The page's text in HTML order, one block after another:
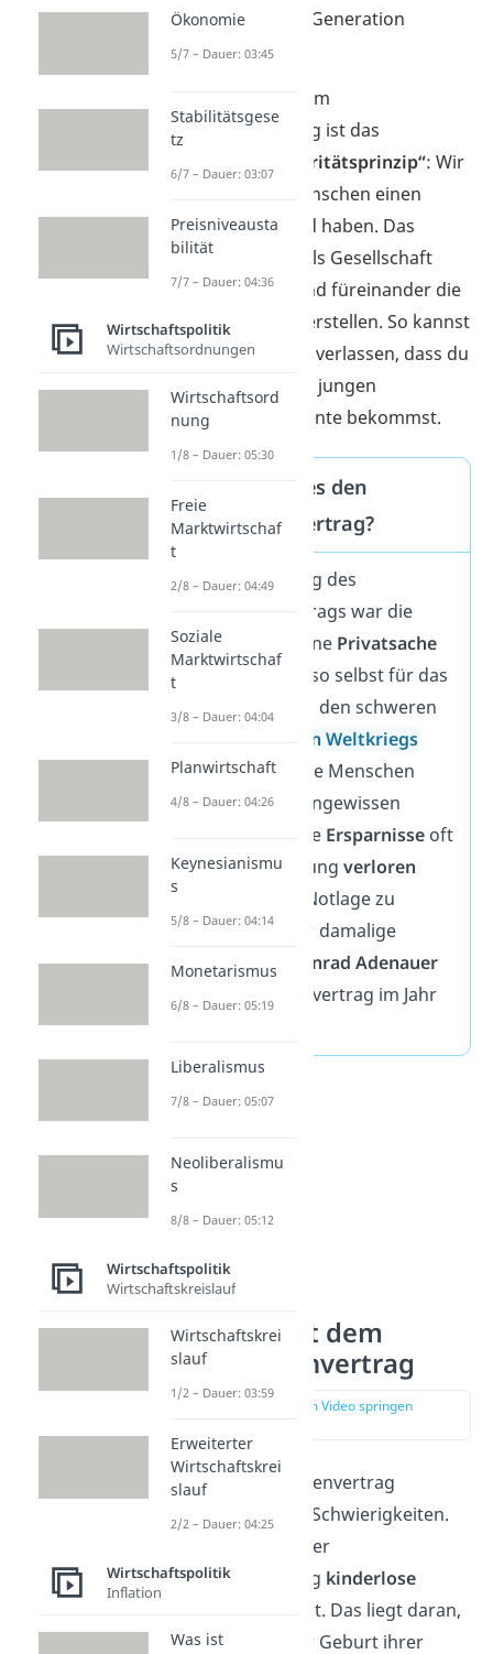
dann berufstätigen Generation
unterstützt.
Der Grund hinter dem
Generationenvertrag ist das
„Solidaritätsprinzip“: Wir
wollen, dass alle Menschen einen
gewissen Wohlstand haben. Das
bedeutet, dass wir als Gesellschaft
zusammenhalten und füreinander die
Altersvorsorge sicherstellen. So kannst
auch du dich darauf verlassen, dass du
von der zukünftigen jungen
Generation deine Rente bekommst.
Seit wann gibt es den
Generationenvertrag?
Vor der Einführung des
Generationenvertrags war die
Altersvorsorge reine Privatsache
— jeder musste also selbst für das
Alter sparen. Nach den schweren
Zweiten Weltkriegs
standen viele ältere Menschen
jedoch vor einer ungewissen
Zukunft, da sie ihre Ersparnisse oft
durch die Zerstörungverloren
haben. Um diese Notlage zu
lindern, führte der damalige
Bundeskanzler
Konrad Adenauer
den Generationenvertrag im Jahr
Probleme mit dem
Generationenvertrag
zur Stelle im Video springen
Mit dem Generationenvertrag
kommen aber auch Schwierigkeiten.
Einige sagen, dass der
Generationenvertrag kinderlose
bevorzugt. Das liegt daran,
dass Eltern nach der Geburt ihrer
Ökonomie
5/7 – Dauer: 03:45
Stabilitätsgese
tz
6/7 – Dauer: 03:07
Preisniveausta
bilität
7/7 – Dauer: 04:36
Wirtschaftspolitik
Wirtschaftsordnungen
Wirtschaftsord
nung
1/8 – Dauer: 05:30
Freie
Marktwirtschaf
t
2/8 – Dauer: 04:49
Soziale
Marktwirtschaf
t
3/8 – Dauer: 04:04
Planwirtschaft
4/8 – Dauer: 04:26
Keynesianismu
s
5/8 – Dauer: 04:14
Monetarismus
6/8 – Dauer: 05:19
Liberalismus
7/8 – Dauer: 05:07
Neoliberalismu
s
8/8 – Dauer: 05:12
Wirtschaftspolitik
Wirtschaftskreislauf
Wirtschaftskrei
slauf
1/2 – Dauer: 03:59
Erweiterter
Wirtschaftskrei
slauf
2/2 – Dauer: 04:25
Wirtschaftspolitik
Inflation
Was ist